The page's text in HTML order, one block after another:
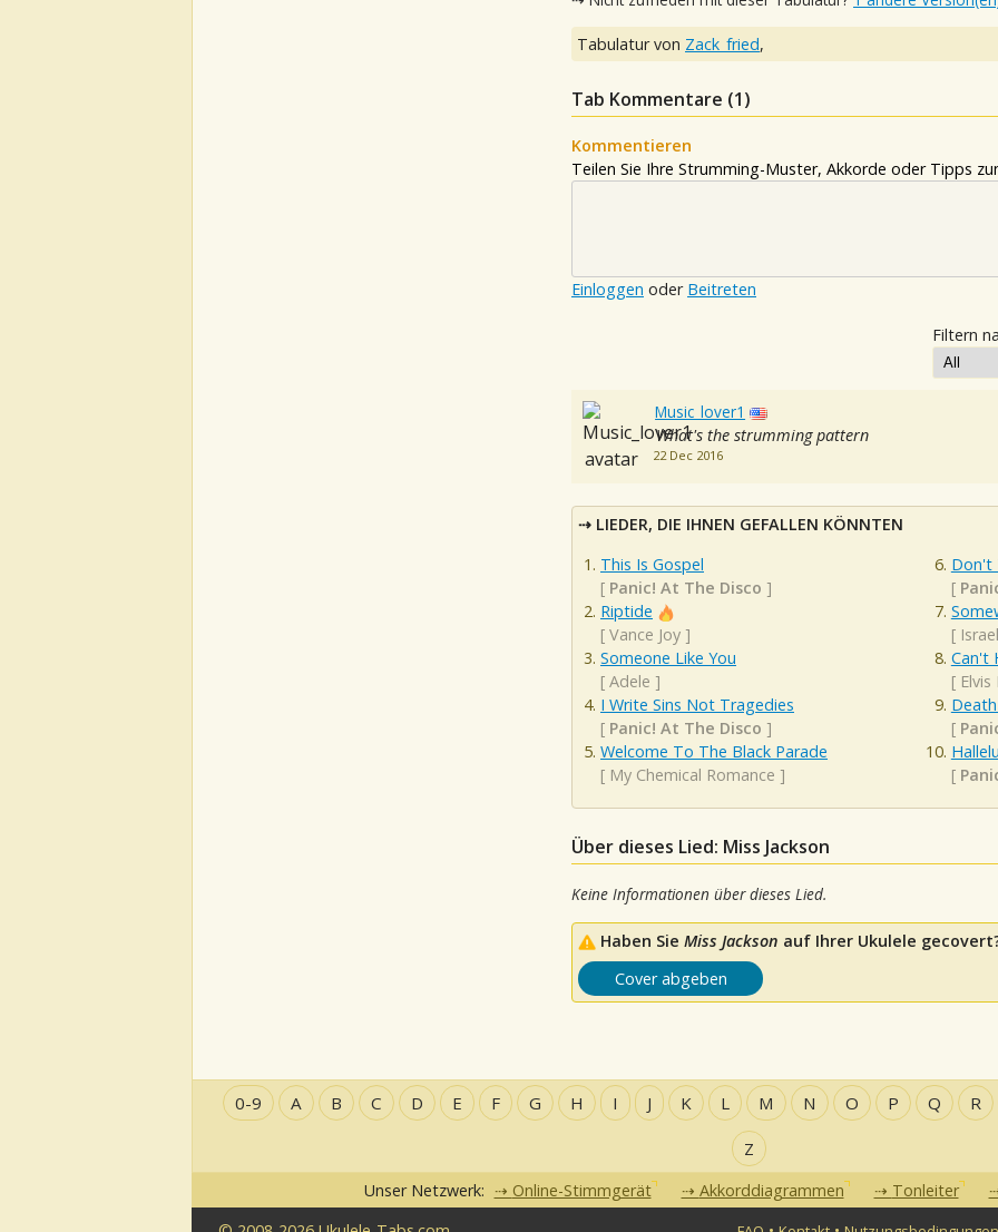
Tabulatur von Zack_fried,
Tab Kommentare (1)
Kommentieren
Teilen Sie Ihre Strumming-Muster, Akkorde oder Tipps
Einloggen oder Beitreten
Filtern
Music_lover1
What's the strumming pattern
22 Dec 2016
LIEDER, DIE IHNEN GEFALLEN KÖNNTEN
This Is Gospel
[ Panic! At The Disco ]
Riptide
[ Vance Joy ]
Someone Like You
[ Adele ]
I Write Sins Not Tragedies
[ Panic! At The Disco ]
Welcome To The Black Parade
[ My Chemical Romance ]
Don't
[
[
Can't
[ Elvis
[
[
Über dieses Lied: Miss Jackson
Keine Informationen über dieses Lied.
Haben Sie Miss Jackson auf Ihrer Ukulele
Cover abgeben
0-9 A B C D E F G H I J K L M N O P Q R
Z
Unser Netzwerk: Online-Stimmgerät Akkorddiagrammen Tonleiter